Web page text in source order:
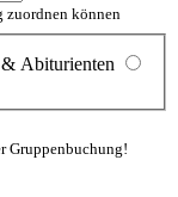
können
Abiturienten
Gruppenbuchung!